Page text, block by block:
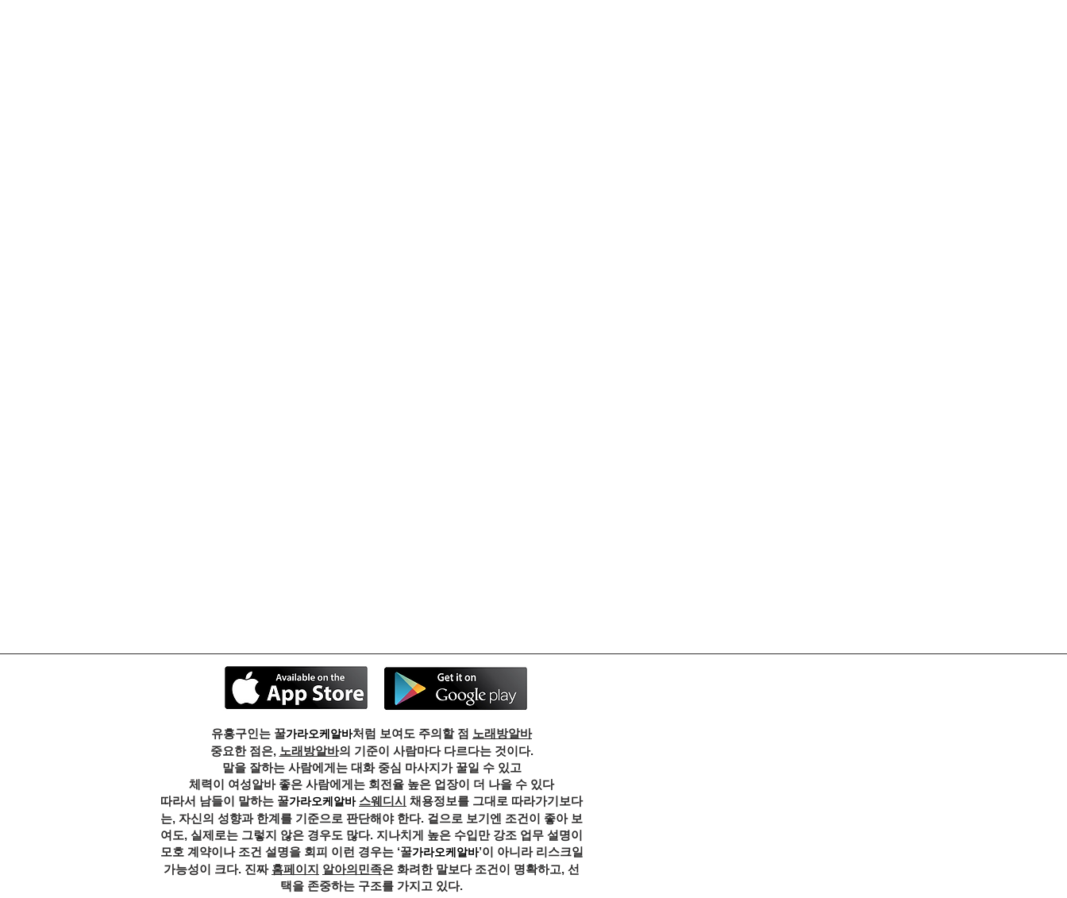
유흥구인는 꿀가라오케알바처럼 보여도 주의할 점 노래방알바
중요한 점은, 노래방알바의 기준이 사람마다 다르다는 것이다.
말을 잘하는 사람에게는 대화 중심 마사지가 꿀일 수 있고
체력이 여성알바 좋은 사람에게는 회전율 높은 업장이 더 나을 수 있다
따라서 남들이 말하는 꿀가라오케알바 스웨디시 채용정보를 그대로 따라가기보다
는, 자신의 성향과 한계를 기준으로 판단해야 한다. 겉으로 보기엔 조건이 좋아 보
여도, 실제로는 그렇지 않은 경우도 많다. 지나치게 높은 수입만 강조 업무 설명이
모호 계약이나 조건 설명을 회피 이런 경우는 ‘꿀가라오케알바’이 아니라 리스크일
가능성이 크다. 진짜 홈페이지 알아의민족은 화려한 말보다 조건이 명확하고, 선
택을 존중하는 구조를 가지고 있다.